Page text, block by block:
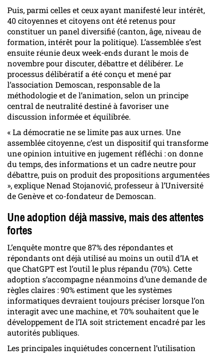
Puis, parmi celles et ceux ayant manifesté leur intérêt,
40 citoyennes et citoyens ont été retenus pour
constituer un panel diversifié (canton, âge, niveau de
formation, intérêt pour la politique). L’assemblée s’est
ensuite réunie deux week-ends durant le mois de
novembre pour discuter, débattre et délibérer. Le
processus délibératif a été conçu et mené par
l’association Demoscan, responsable de la
méthodologie et de l’animation, selon un principe
central de neutralité destiné à favoriser une
discussion informée et équilibrée.
« La démocratie ne se limite pas aux urnes. Une
assemblée citoyenne, c’est un dispositif qui transforme
une opinion intuitive en jugement réfléchi : on donne
du temps, des informations et un cadre neutre pour
débattre, puis on produit des propositions argumentées
», explique Nenad Stojanović, professeur à l’Université
de Genève et co-fondateur de Demoscan.
Une adoption déjà massive, mais des attentes
fortes
L’enquête montre que 87% des répondantes et
répondants ont déjà utilisé au moins un outil d’IA et
que ChatGPT est l’outil le plus répandu (70%). Cette
adoption s’accompagne néanmoins d’une demande de
règles claires : 90% estiment que les systèmes
informatiques devraient toujours préciser lorsque l’on
interagit avec une machine, et 70% souhaitent que le
développement de l’IA soit strictement encadré par les
autorités publiques.
Les principales inquiétudes concernent l’utilisation